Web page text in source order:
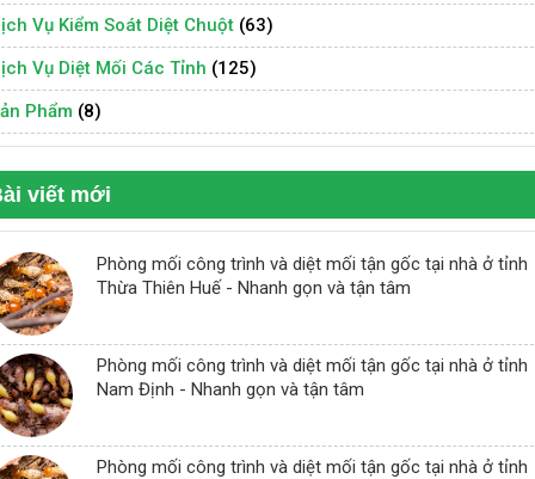
Vụ Kiểm Soát Diệt Chuột (63)
Vụ Diệt Mối Các Tỉnh (125)
Phẩm (8)
viết mới
Phòng mối công trình và diệt mối tận gốc tại nhà ở tỉnh
Thừa Thiên Huế - Nhanh gọn và tận tâm
Phòng mối công trình và diệt mối tận gốc tại nhà ở tỉnh
Nam Định - Nhanh gọn và tận tâm
Phòng mối công trình và diệt mối tận gốc tại nhà ở tỉnh